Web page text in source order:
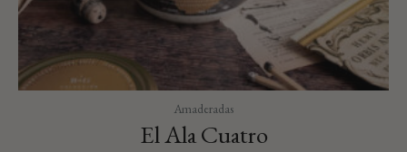
Amaderadas
El Ala Cuatro